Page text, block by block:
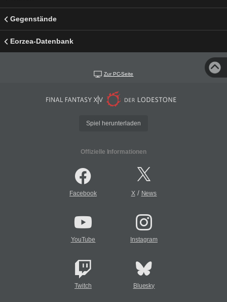
Gegenstände
Eorzea-Datenbank
Zur PC-Seite
Spiel herunterladen
Offizielle Informationen
Facebook X/ News
YouTube Instagram
Twitch Bluesky